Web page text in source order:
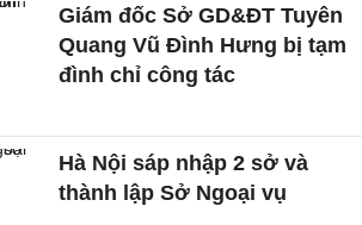
Giám đốc Sở GD&ĐT Tuyên
Quang Vũ Đình Hưng bị tạm
đình chỉ công tác
Hà Nội sáp nhập 2 sở và
thành lập Sở Ngoại vụ